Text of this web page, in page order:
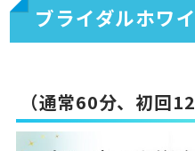
ブライダルホワ
（通常60分、初回